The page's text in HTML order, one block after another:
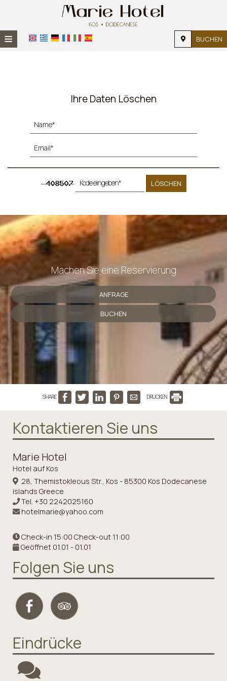
≡ BUCHEN
UNTERKUNFT
KONTAKT
Ihre Daten Löschen
LÖSCHEN
Machen Sie eine Reservierung
ANFRAGE
BUCHEN
SHARE DRUCKEN
Kontaktieren Sie uns
Marie Hotel
Hotel auf Kos
28, Themistokleous Str., Kos - 85300 Kos Dodecanese
islands Greece
Tel. +30 2242025160
hotelmarie@yahoo.com
Check-in 15:00 Check-out 11:00
Geöffnet 01.01 - 01.01
Folgen Sie uns
Eindrücke